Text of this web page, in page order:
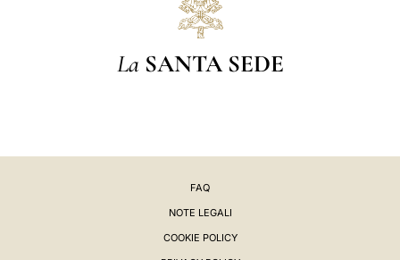
La SANTA SEDE
FAQ
NOTE LEGALI
COOKIE POLICY